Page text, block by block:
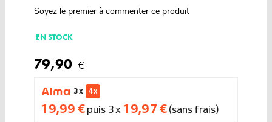
Soyez le premier à commenter ce produit
EN STOCK
79,90 €
3 x 4 x
19,99 €puis 3 x 19,97 €(sans frais)